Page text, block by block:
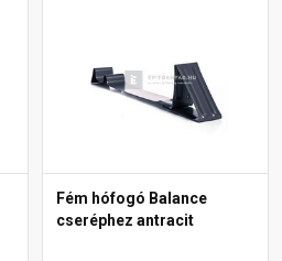
Fém hófogó Balance
cseréphez antracit